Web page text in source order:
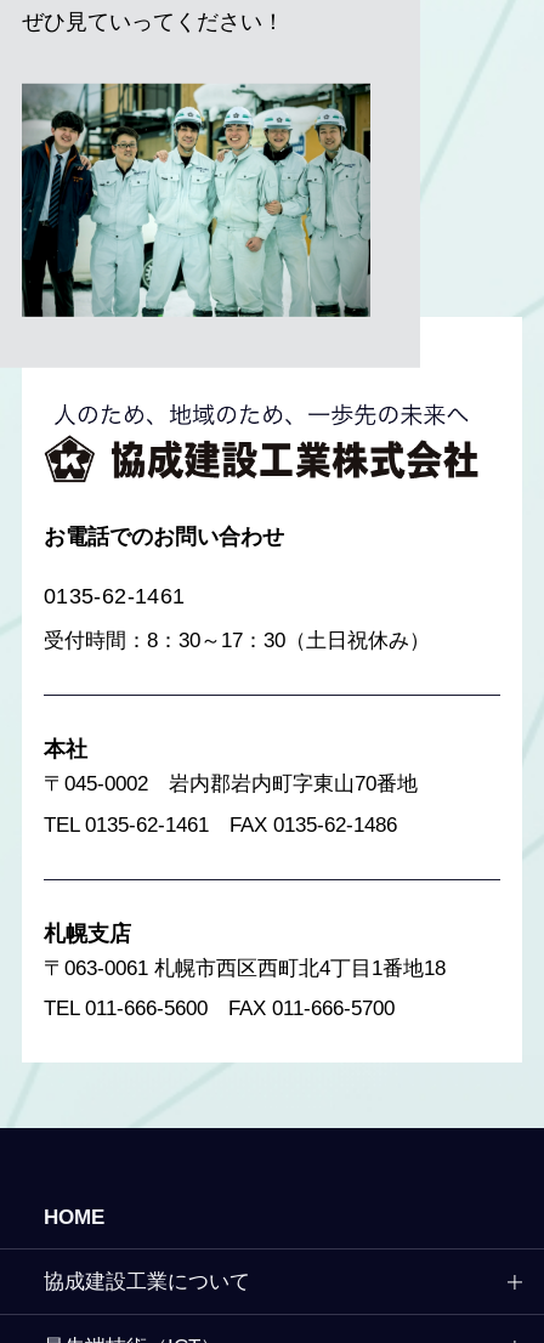
ぜひ見ていってください！
お電話でのお問い合わせ
0135-62-1461
受付時間：8：30～17：30（土日祝休み）
本社
〒045-0002 岩内郡岩内町字東山70番地
TEL 0135-62-1461 FAX 0135-62-1486
札幌支店
〒063-0061 札幌市西区西町北4丁目1番地18
TEL 011-666-5600 FAX 011-666-5700
HOME
協成建設工業について